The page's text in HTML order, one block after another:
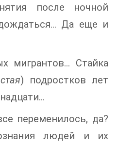
после ночной
Да еще и
мигрантов… Стайка
стая) подростков лет
переменилось, да?
людей и их